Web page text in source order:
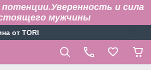
и сила
мужчины
от TORI